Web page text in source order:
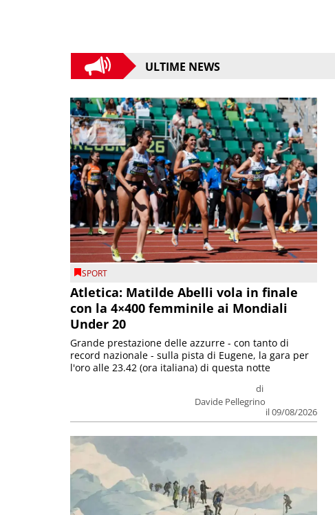
ULTIME NEWS
SPORT
Atletica: Matilde Abelli vola in finale
con la 4×400 femminile ai Mondiali
Under 20
di
Davide Pellegrino
il 09/08/2026
Grande prestazione delle azzurre - con tanto di
record nazionale - sulla pista di Eugene, la gara per
l'oro alle 23.42 (ora italiana) di questa notte